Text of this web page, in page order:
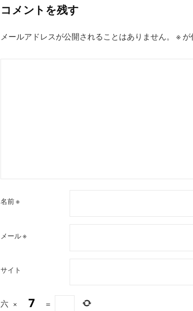
ゲ
ー
コメントを残す
メールアドレスが公開されることはありません。 ※ が
名前※
メール※
サイト
六 × =